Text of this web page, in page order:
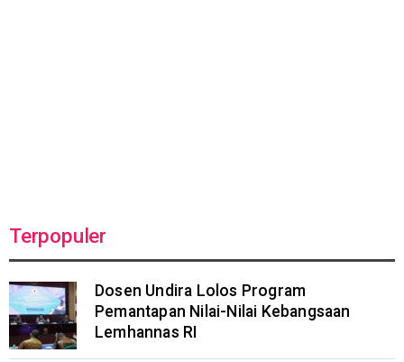
Terpopuler
Dosen Undira Lolos Program
Pemantapan Nilai-Nilai Kebangsaan
Lemhannas RI